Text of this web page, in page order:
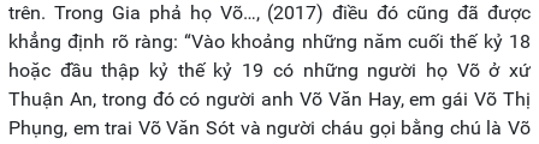
trên. Trong Gia phả họ Võ…, (2017) điều đó cũng đã được
khẳng định rõ ràng: “Vào khoảng những năm cuối thế kỷ 18
hoặc đầu thập kỷ thế kỷ 19 có những người họ Võ ở xứ
Thuận An, trong đó có người anh Võ Văn Hay, em gái Võ Thị
Phụng, em trai Võ Văn Sót và người cháu gọi bằng chú là Võ